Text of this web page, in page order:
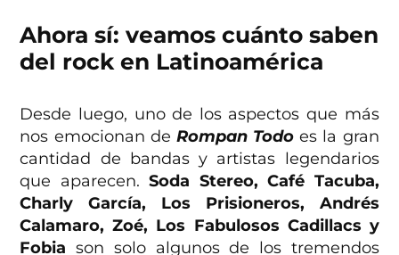
Ahora sí: veamos cuánto saben
del rock en Latinoamérica
Desde luego, uno de los aspectos que más
nos emocionan de Rompan Todo es la gran
cantidad de bandas y artistas legendarios
que aparecen.Soda Stereo, Café Tacuba,
Charly García, Los Prisioneros, Andrés
Calamaro, Zoé, Los Fabulosos Cadillacs y
Fobia son solo algunos de los tremendos